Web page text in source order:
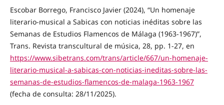
Escobar Borrego, Francisco Javier (2024), “Un homenaje
literario-musical a Sabicas con noticias inéditas sobre las
Semanas de Estudios Flamencos de Málaga (1963-1967)”,
Trans. Revista transcultural de música, 28, pp. 1-27, en
https://www.sibetrans.com/trans/article/667/un-homenaje-
literario-musical-a-sabicas-con-noticias-ineditas-sobre-las-
semanas-de-estudios-flamencos-de-malaga-1963-1967
(fecha de consulta: 28/11/2025).